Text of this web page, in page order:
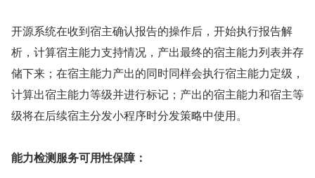
开源系统在收到宿主确认报告的操作后，开始执行报告解
析，计算宿主能力支持情况，产出最终的宿主能力列表并存
储下来；在宿主能力产出的同时同样会执行宿主能力定级，
计算出宿主能力等级并进行标记；产出的宿主能力和宿主等
级将在后续宿主分发小程序时分发策略中使用。
能力检测服务可用性保障：